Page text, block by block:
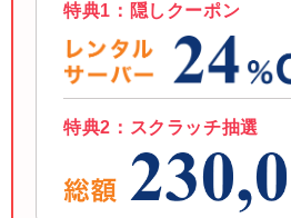
特典1：隠しクーポン
特典2：スクラッチ抽選